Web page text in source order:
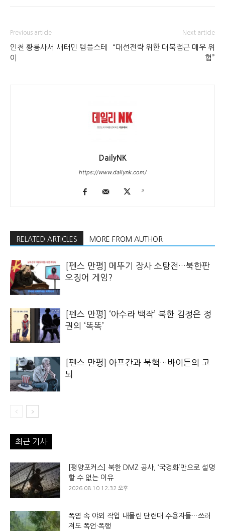
Previous article
인천 황룡사서 새터민 템플스테
이
Next article
“대선전략 위한 대북접근 매우 위
험”
DailyNK
https://www.dailynk.com/
RELATED ARTICLES MORE FROM AUTHOR
[펜스 만평] 메뚜기 장사 소탕전…북한판
오징어 게임?
[펜스 만평] ‘아수라 백작’ 북한 김정은 정
권의 ‘똑똑’
[펜스 만평] 아프간과 북핵…바이든의 고
뇌
최근 기사
[평양포커스] 북한 DMZ 공사, ‘국경화’만으로 설명
할 수 없는 이유
2026.08.10 12:32 오후
폭염 속 야외 작업 내몰린 단련대 수용자들…쓰러
져도 폭언·폭행